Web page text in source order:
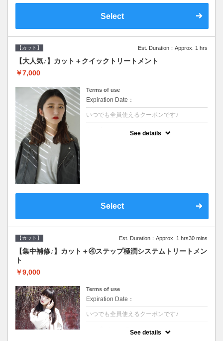
Select
【カット】 Est. Duration：Approx. 1 hrs
【大人気♪】カット＋クイックトリートメント
￥7,000
Terms of use
Expiration Date：
いつでも全員使えるクーポンです♪
See details
Select
【カット】 Est. Duration：Approx. 1 hrs30 mins
【集中補修♪】カット＋④ステップ極潤システムトリートメン
ト
￥9,000
Terms of use
Expiration Date：
いつでも全員使えるクーポンです♪
See details